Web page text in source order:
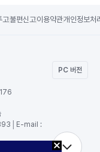
고불편신고이용약관개인정보처
PC 버전
mail :